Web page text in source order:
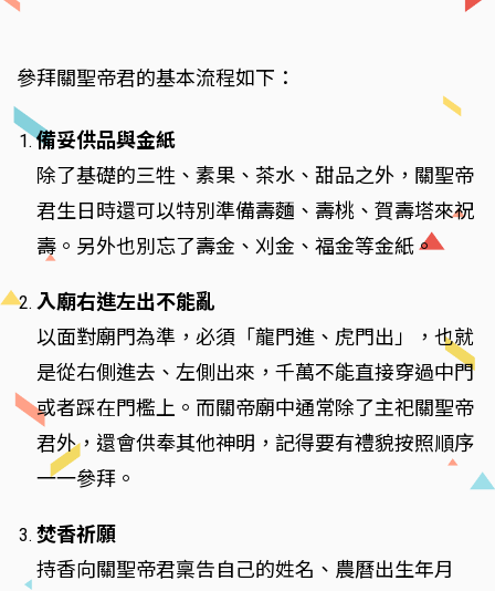
參拜關聖帝君的基本流程如下：
備妥供品與金紙
除了基礎的三牲、素果、茶水、甜品之外，關聖帝
君生日時還可以特別準備壽麵、壽桃、賀壽塔來祝
壽。另外也別忘了壽金、刈金、福金等金紙。
入廟右進左出不能亂
以面對廟門為準，必須「龍門進、虎門出」，也就
是從右側進去、左側出來，千萬不能直接穿過中門
或者踩在門檻上。而關帝廟中通常除了主祀關聖帝
君外，還會供奉其他神明，記得要有禮貌按照順序
一一參拜。
焚香祈願
持香向關聖帝君稟告自己的姓名、農曆出生年月